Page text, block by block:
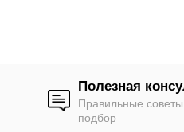
Полезная
Правильные
подбор